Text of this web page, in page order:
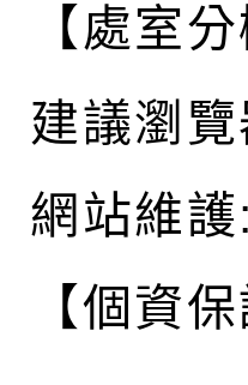
【處室分
建議瀏
網站維護
【個資